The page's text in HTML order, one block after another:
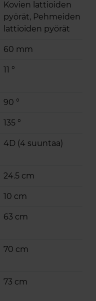
Kovien lattioiden
pyörät, Pehmeiden
lattioiden pyörät
60 mm
11 °
90 °
135 °
4D (4 suuntaa)
24.5 cm
10 cm
63 cm
70 cm
73 cm